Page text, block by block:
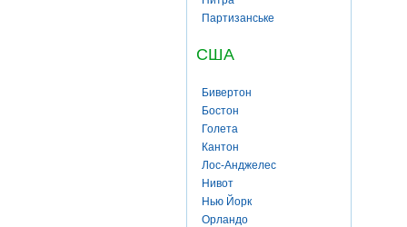
Партизанське
США
Бивертон
Бостон
Голета
Кантон
Лос-Анджелес
Нивот
Нью Йорк
Орландо